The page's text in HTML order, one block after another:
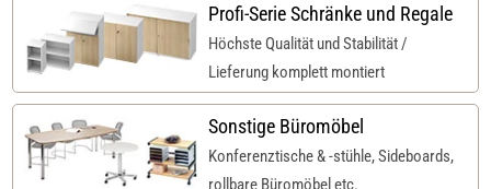
Profi-Serie Schränke und Regale
Höchste Qualität und Stabilität /
Lieferung komplett montiert
Sonstige Büromöbel
Konferenztische & -stühle, Sideboards,
rollbare Büromöbel etc.